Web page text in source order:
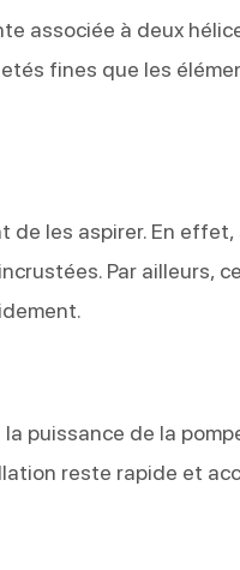
associée à deux
fines que les
les aspirer. En
Par ailleurs,
puissance de la
reste rapide et